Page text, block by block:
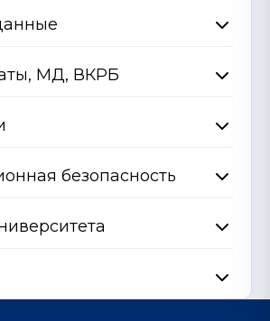
МД, ВКРБ
безопасность